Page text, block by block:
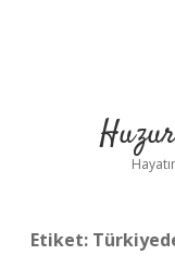
Etiket: